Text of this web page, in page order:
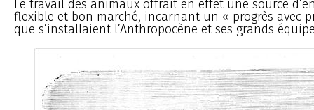
Le travail des animaux offrait en effet une source
flexible et bon marché, incarnant un « progrès avec
que s’installaient l’Anthropocène et ses grands